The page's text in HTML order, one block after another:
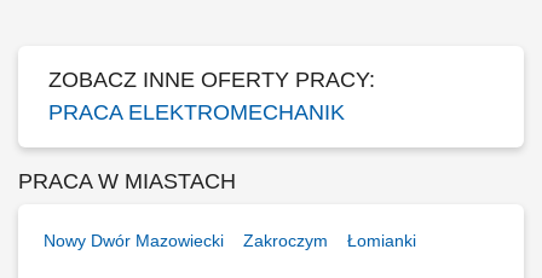
ZOBACZ INNE OFERTY PRACY:
PRACA ELEKTROMECHANIK
PRACA W MIASTACH
Nowy Dwór Mazowiecki Zakroczym Łomianki